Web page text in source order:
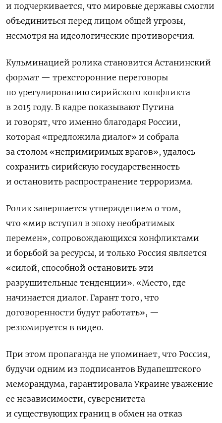
и подчеркивается, что мировые державы смогли
объединиться перед лицом общей угрозы,
несмотря на идеологические противоречия.
Кульминацией ролика становится Астанинский
формат — трехсторонние переговоры
по урегулированию сирийского конфликта
в 2015 году. В кадре показывают Путина
и говорят, что именно благодаря России,
которая «предложила диалог» и собрала
за столом «непримиримых врагов», удалось
сохранить сирийскую государственность
и остановить распространение терроризма.
Ролик завершается утверждением о том,
что «мир вступил в эпоху необратимых
перемен», сопровождающихся конфликтами
и борьбой за ресурсы, и только Россия является
«силой, способной остановить эти
разрушительные тенденции». «Место, где
начинается диалог. Гарант того, что
договоренности будут работать», —
резюмируется в видео.
При этом пропаганда не упоминает, что Россия,
будучи одним из подписантов Будапештского
меморандума, гарантировала Украине уважение
ее независимости, суверенитета
и существующих границ в обмен на отказ